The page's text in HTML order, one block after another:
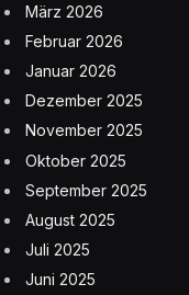
März 2026
Februar 2026
Januar 2026
Dezember 2025
November 2025
Oktober 2025
September 2025
August 2025
Juli 2025
Juni 2025